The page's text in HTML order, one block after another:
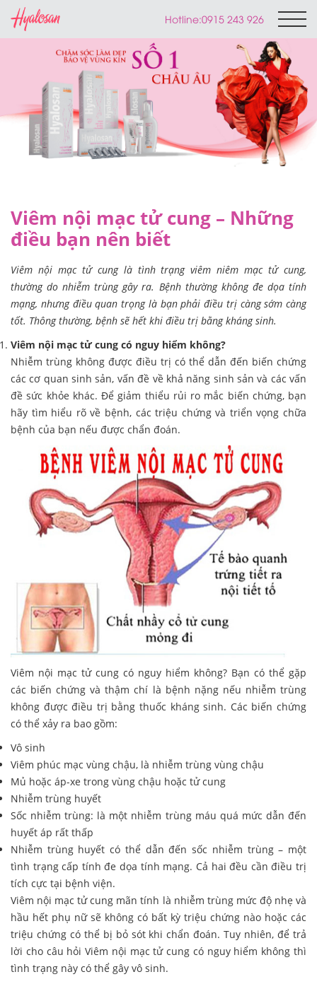
Hotline:0915 243 926
Viêm nội mạc tử cung – Những
điều bạn nên biết
Viêm nội mạc tử cung là tình trạng viêm niêm mạc tử cung,
thường do nhiễm trùng gây ra. Bệnh thường không đe dọa tính
mạng, nhưng điều quan trọng là bạn phải điều trị càng sớm càng
tốt. Thông thường, bệnh sẽ hết khi điều trị bằng kháng sinh.
Viêm nội mạc tử cung có nguy hiểm không?
Nhiễm trùng không được điều trị có thể dẫn đến biến chứng
các cơ quan sinh sản, vấn đề về khả năng sinh sản và các vấn
đề sức khỏe khác. Để giảm thiểu rủi ro mắc biến chứng, bạn
hãy tìm hiểu rõ về bệnh, các triệu chứng và triển vọng chữa
bệnh của bạn nếu được chẩn đoán.
Viêm nội mạc tử cung có nguy hiểm không? Bạn có thể gặp
các biến chứng và thậm chí là bệnh nặng nếu nhiễm trùng
không được điều trị bằng thuốc kháng sinh. Các biến chứng
có thể xảy ra bao gồm:
Vô sinh
Viêm phúc mạc vùng chậu, là nhiễm trùng vùng chậu
Mủ hoặc áp-xe trong vùng chậu hoặc tử cung
Nhiễm trùng huyết
Sốc nhiễm trùng: là một nhiễm trùng máu quá mức dẫn đến
huyết áp rất thấp
Nhiễm trùng huyết có thể dẫn đến sốc nhiễm trùng – một
tình trạng cấp tính đe dọa tính mạng. Cả hai đều cần điều trị
tích cực tại bệnh viện.
Viêm nội mạc tử cung mãn tính là nhiễm trùng mức độ nhẹ và
hầu hết phụ nữ sẽ không có bất kỳ triệu chứng nào hoặc các
triệu chứng có thể bị bỏ sót khi chẩn đoán. Tuy nhiên, để trả
lời cho câu hỏi Viêm nội mạc tử cung có nguy hiểm không thì
tình trạng này có thể gây vô sinh.